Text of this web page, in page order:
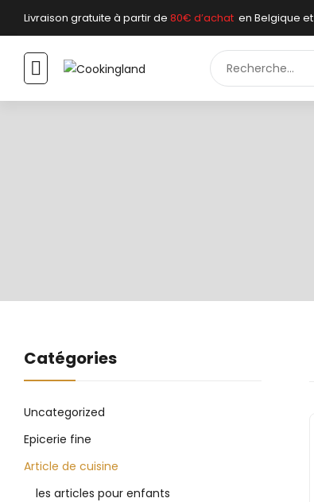
Livraison gratuite à partir de 80€ d’achat en Belgique et
Catégories
Uncategorized
Epicerie fine
Article de cuisine
les articles pour enfants